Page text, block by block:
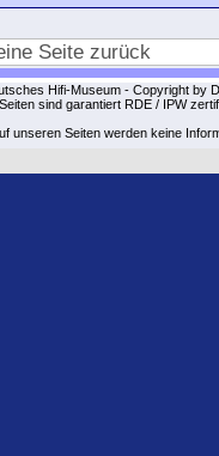
Seite zurück
Hifi-Museum - Copyright by
sind garantiert RDE / IPW
unseren Seiten werden keine